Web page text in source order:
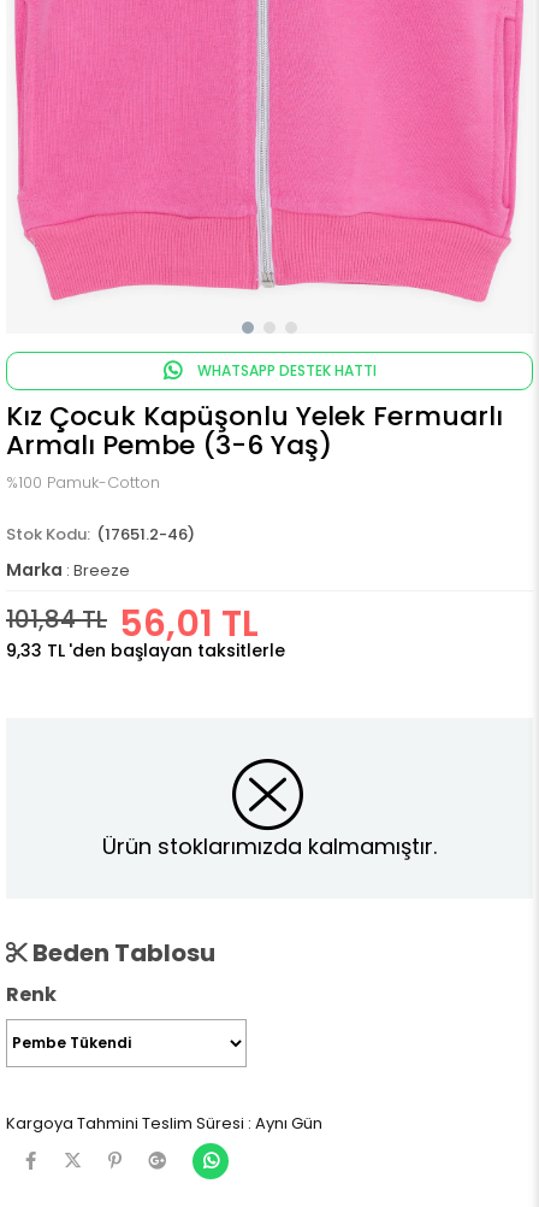
WHATSAPP DESTEK HATTI
Kız Çocuk Kapüşonlu Yelek Fermuarlı
Armalı Pembe (3-6 Yaş)
%100 Pamuk-Cotton
(17651.2-46)
Marka : Breeze
101,84 TL 56,01 TL
9,33 TL 'den başlayan taksitlerle
Ürün stoklarımızda kalmamıştır.
Beden Tablosu
Renk
Kargoya Tahmini Teslim Süresi : Aynı Gün